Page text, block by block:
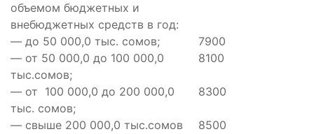
объемом бюджетных и
внебюджетных средств в год:
— до 50 000,0 тыс. сомов;
7900
— от 50 000,0 до 100 000,0
тыс.сомов;
8100
— от 100 000,0 до 200 000,0
тыс. сомов;
8300
— свыше 200 000,0 тыс.сомов
8500